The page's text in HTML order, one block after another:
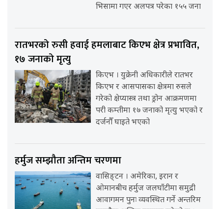
भिसामा गएर अलपत्र परेका १५५ जना
रातभरको रुसी हवाई हमलाबाट किएभ क्षेत्र प्रभावित,
१७ जनाको मृत्यु
किएभ । युक्रेनी अधिकारीले रातभर
किएभ र आसपासका क्षेत्रमा रुसले
गरेको क्षेप्यास्त्र तथा ड्रोन आक्रमणमा
परी कम्तीमा १७ जनाको मृत्यु भएको र
दर्जनौँ घाइते भएको
हर्मुज सम्झौता अन्तिम चरणमा
वासिङ्टन । अमेरिका, इरान र
ओमानबीच हर्मुज जलघाँटीमा समुद्री
आवागमन पुनः व्यवस्थित गर्ने अन्तरिम